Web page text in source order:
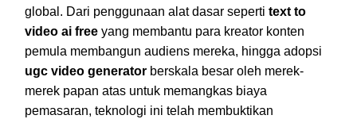
global. Dari penggunaan alat dasar seperti text to
video ai free yang membantu para kreator konten
pemula membangun audiens mereka, hingga adopsi
ugc video generator berskala besar oleh merek-
merek papan atas untuk memangkas biaya
pemasaran, teknologi ini telah membuktikan